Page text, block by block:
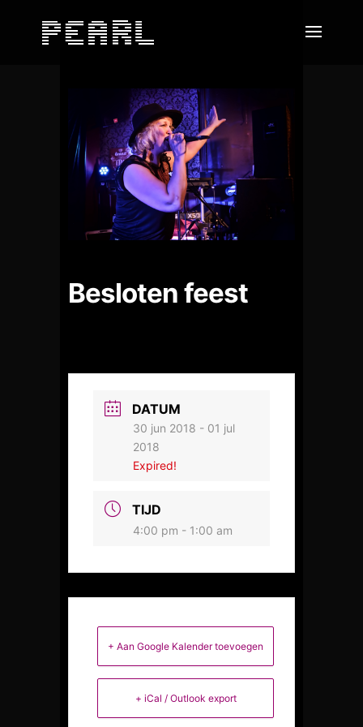
Besloten feest
DATUM
30 jun 2018 - 01 jul
2018
Expired!
TIJD
4:00 pm - 1:00 am
+ Aan Google Kalender toevoegen
+ iCal / Outlook export